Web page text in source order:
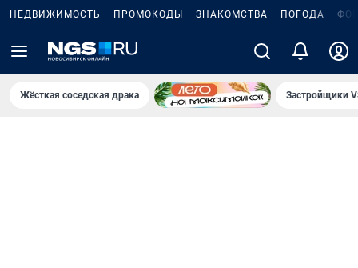
НЕДВИЖИМОСТЬ ПРОМОКОДЫ ЗНАКОМСТВА ПОГОДА
Жёсткая соседская драка Застройщики